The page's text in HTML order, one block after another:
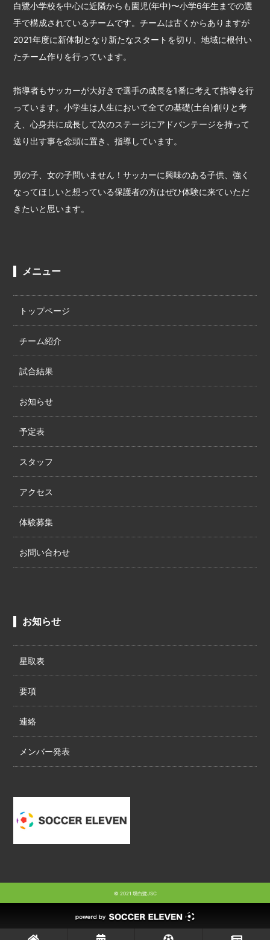
白鷺小学校を中心に近隣からも園児(年中)〜小学6年生までの選
手で構成されているチームです。チームは古くからありますが
2021年度に新体制となり新たなスタートを切り、地域に根付い
たチーム作りを行っています。
指導者もサッカーが大好きで選手の成長を1番に考えて指導を行
っています。小学生は人生において全ての基礎(土台)創りと考
え、心身共に成長して次のステージにアドバンテージを持って
送り出す事を念頭に置き、指導しています。
男の子、女の子問いません！サッカーに興味のある子供、強く
なってほしいと想っている保護者の方はぜひ体験に来ていただ
きたいと思います。
メニュー
トップページ
チーム紹介
試合結果
お知らせ
予定表
スタッフ
アクセス
体験募集
お問い合わせ
お知らせ
星取表
要項
連絡
メンバー発表
© 2021 堺白鷺JSC